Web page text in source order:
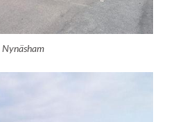
Nynäsham